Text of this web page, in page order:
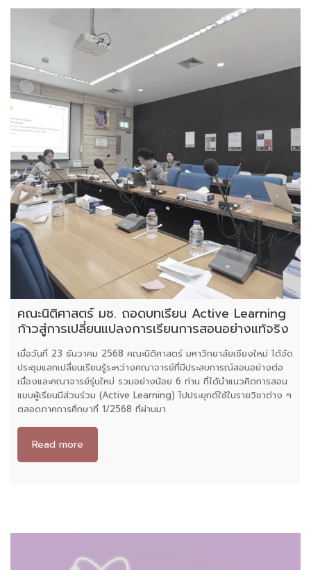
คณะนิติศาสตร์ มช. ถอดบทเรียน Active Learning
ก้าวสู่การเปลี่ยนแปลงการเรียนการสอนอย่างแท้จริง
เมื่อวันที่ 23 ธันวาคม 2568 คณะนิติศาสตร์ มหาวิทยาลัยเชียงใหม่ ได้จัด
ประชุมแลกเปลี่ยนเรียนรู้ระหว่างคณาจารย์ที่มีประสบการณ์สอนอย่างต่อ
เนื่องและคณาจารย์รุ่นใหม่ รวมอย่างน้อย 6 ท่าน ที่ได้นำแนวคิดการสอน
แบบผู้เรียนมีส่วนร่วม (Active Learning) ไปประยุกต์ใช้ในรายวิชาต่าง ๆ
ตลอดภาคการศึกษาที่ 1/2568 ที่ผ่านมา
Read more